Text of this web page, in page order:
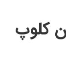
کلوپ